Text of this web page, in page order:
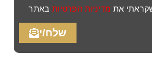
את מדיניות הפרטיות באתר
שלח/י